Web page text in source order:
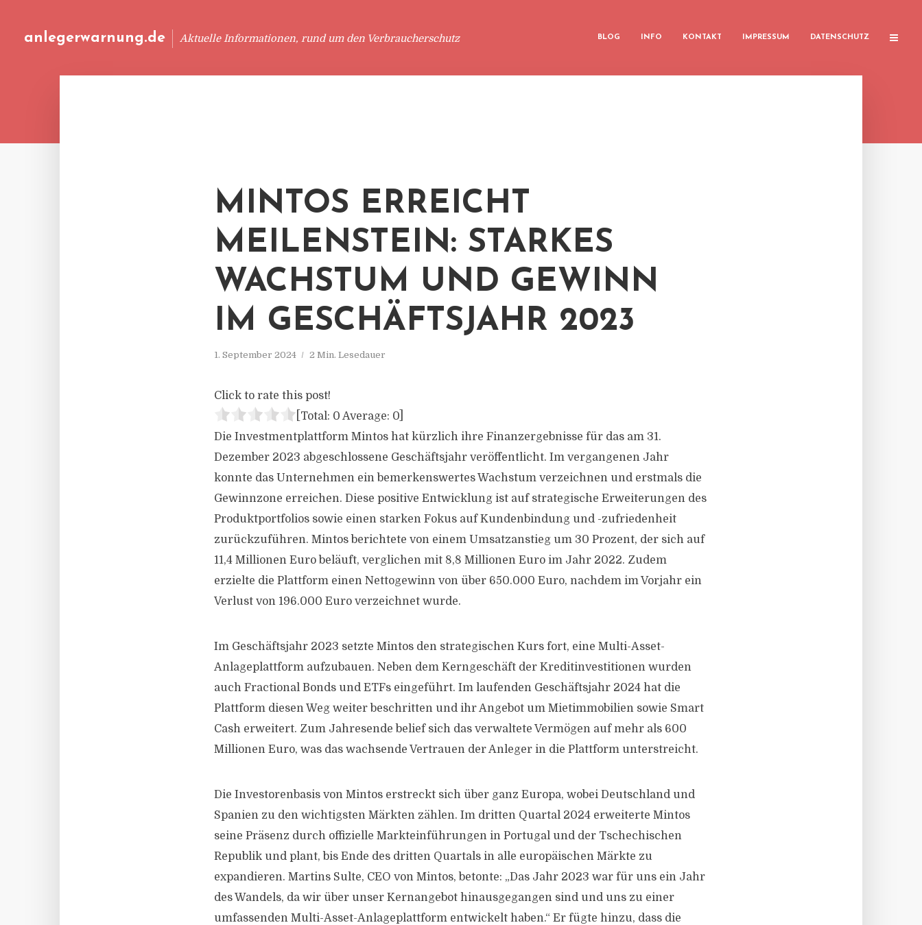
anlegerwarnung.de Aktuelle Informationen, rund um den Verbraucherschutz BLOG INFO KONTAKT IMPRESSUM DATENSCHUTZ
MINTOS ERREICHT
MEILENSTEIN: STARKES
WACHSTUM UND GEWINN
IM GESCHÄFTSJAHR 2023
1. September 2024 2 Min. Lesedauer
Click to rate this post!
[Total: 0 Average: 0
Die Investmentplattform Mintos hat kürzlich ihre Finanzergebnisse für das am 31.
Dezember 2023 abgeschlossene Geschäftsjahr veröffentlicht. Im vergangenen Jahr
konnte das Unternehmen ein bemerkenswertes Wachstum verzeichnen und erstmals die
Gewinnzone erreichen. Diese positive Entwicklung ist auf strategische Erweiterungen des
Produktportfolios sowie einen starken Fokus auf Kundenbindung und -zufriedenheit
zurückzuführen. Mintos berichtete von einem Umsatzanstieg um 30 Prozent, der sich auf
11,4 Millionen Euro beläuft, verglichen mit 8,8 Millionen Euro im Jahr 2022. Zudem
erzielte die Plattform einen Nettogewinn von über 650.000 Euro, nachdem im Vorjahr ein
Verlust von 196.000 Euro verzeichnet wurde.
Im Geschäftsjahr 2023 setzte Mintos den strategischen Kurs fort, eine Multi-Asset-
Anlageplattform aufzubauen. Neben dem Kerngeschäft der Kreditinvestitionen wurden
auch Fractional Bonds und ETFs eingeführt. Im laufenden Geschäftsjahr 2024 hat die
Plattform diesen Weg weiter beschritten und ihr Angebot um Mietimmobilien sowie Smart
Cash erweitert. Zum Jahresende belief sich das verwaltete Vermögen auf mehr als 600
Millionen Euro, was das wachsende Vertrauen der Anleger in die Plattform unterstreicht.
Die Investorenbasis von Mintos erstreckt sich über ganz Europa, wobei Deutschland und
Spanien zu den wichtigsten Märkten zählen. Im dritten Quartal 2024 erweiterte Mintos
seine Präsenz durch offizielle Markteinführungen in Portugal und der Tschechischen
Republik und plant, bis Ende des dritten Quartals in alle europäischen Märkte zu
expandieren. Martins Sulte, CEO von Mintos, betonte: „Das Jahr 2023 war für uns ein Jahr
des Wandels, da wir über unser Kernangebot hinausgegangen sind und uns zu einer
umfassenden Multi-Asset-Anlageplattform entwickelt haben.“ Er fügte hinzu, dass die